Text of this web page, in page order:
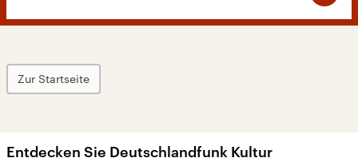
Zur Startseite
Entdecken Sie Deutschlandfunk Kultur